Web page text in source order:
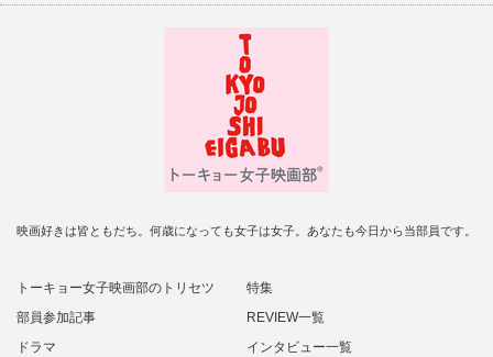
映画好きは皆ともだち。何歳になっても女子は女子。あなたも今日から当部員です。
トーキョー女子映画部のトリセツ
特集
部員参加記事
REVIEW一覧
ドラマ
インタビュー一覧